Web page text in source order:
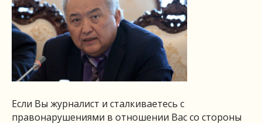
Если Вы журналист и сталкиваетесь с
правонарушениями в отношении Вас со стороны